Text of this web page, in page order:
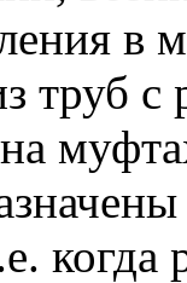
в
труб